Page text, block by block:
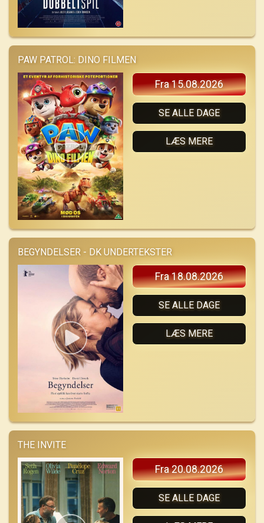
PAW PATROL: DINO FILMEN
Fra 15.08.2026
SE ALLE DAGE
LÆS MERE
BEGYNDELSER - DK UNDERTEKSTER
Fra 18.08.2026
SE ALLE DAGE
LÆS MERE
THE INVITE
Fra 20.08.2026
SE ALLE DAGE